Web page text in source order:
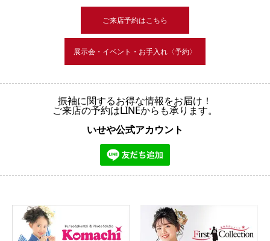
ご来店予約はこちら
展示会・イベント・お手入れ〈予約〉
振袖に関するお得な情報をお届け！
ご来店の予約はLINEからも承ります。
いせや公式アカウント